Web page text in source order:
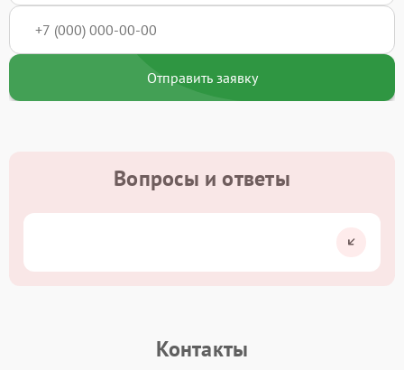
Отправить заявку
Вопросы и ответы
Контакты